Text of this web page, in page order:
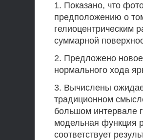
1. Показано, что
предположению о
гелиоцентрическим
суммарной
2. Предложено
нормального хода
3. Вычислены
традиционном
большом интервале
модельная функция
соответствует